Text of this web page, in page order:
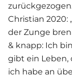
Christian 2020:
der Zunge
& knapp: Ich
gibt ein Leben,
ich habe an